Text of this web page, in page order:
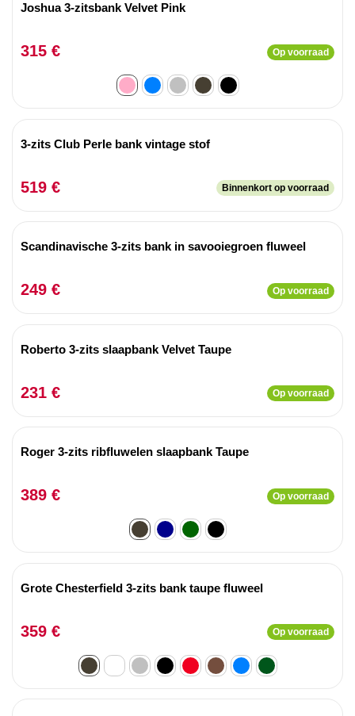
Joshua 3-zitsbank Velvet Pink
315 € Op voorraad
3-zits Club Perle bank vintage stof
519 € Binnenkort op voorraad
Scandinavische 3-zits bank in savooiegroen fluweel
249 € Op voorraad
Roberto 3-zits slaapbank Velvet Taupe
231 € Op voorraad
Roger 3-zits ribfluwelen slaapbank Taupe
389 € Op voorraad
Grote Chesterfield 3-zits bank taupe fluweel
359 € Op voorraad